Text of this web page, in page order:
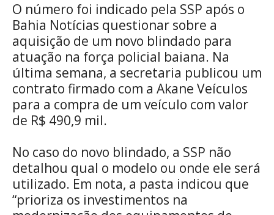
O número foi indicado pela SSP após o
Bahia Notícias questionar sobre a
aquisição de um novo blindado para
atuação na força policial baiana. Na
última semana, a secretaria publicou um
contrato firmado com a Akane Veículos
para a compra de um veículo com valor
de R$ 490,9 mil.
No caso do novo blindado, a SSP não
detalhou qual o modelo ou onde ele será
utilizado. Em nota, a pasta indicou que
“prioriza os investimentos na